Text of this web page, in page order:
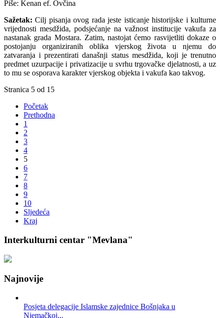
Piše: Kenan ef. Ovčina
Sažetak: Cilj pisanja ovog rada jeste isticanje historijske i kulturne
vrijednosti mesdžida, podsjećanje na važnost institucije vakufa za
nastanak grada Mostara. Zatim, nastojat ćemo rasvijetliti dokaze o
postojanju organiziranih oblika vjerskog života u njemu do
zatvaranja i prezentirati današnji status mesdžida, koji je trenutno
predmet uzurpacije i privatizacije u svrhu trgovačke djelatnosti, a uz
to mu se osporava karakter vjerskog objekta i vakufa kao takvog.
Stranica 5 od 15
Početak
Prethodna
1
2
3
4
5
6
7
8
9
10
Sljedeća
Kraj
Interkulturni centar "Mevlana"
Najnovije
Posjeta delegacije Islamske zajednice Bošnjaka u
Njemačkoj...